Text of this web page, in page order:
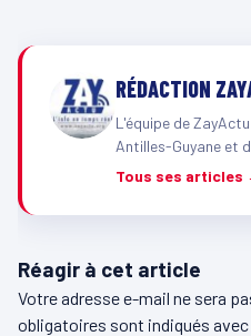
RÉDACTION
L'équipe de
Antilles-Guyane et
Tous ses articles
Réagir à cet article
Votre adresse e-mail ne sera
obligatoires sont indiqués avec